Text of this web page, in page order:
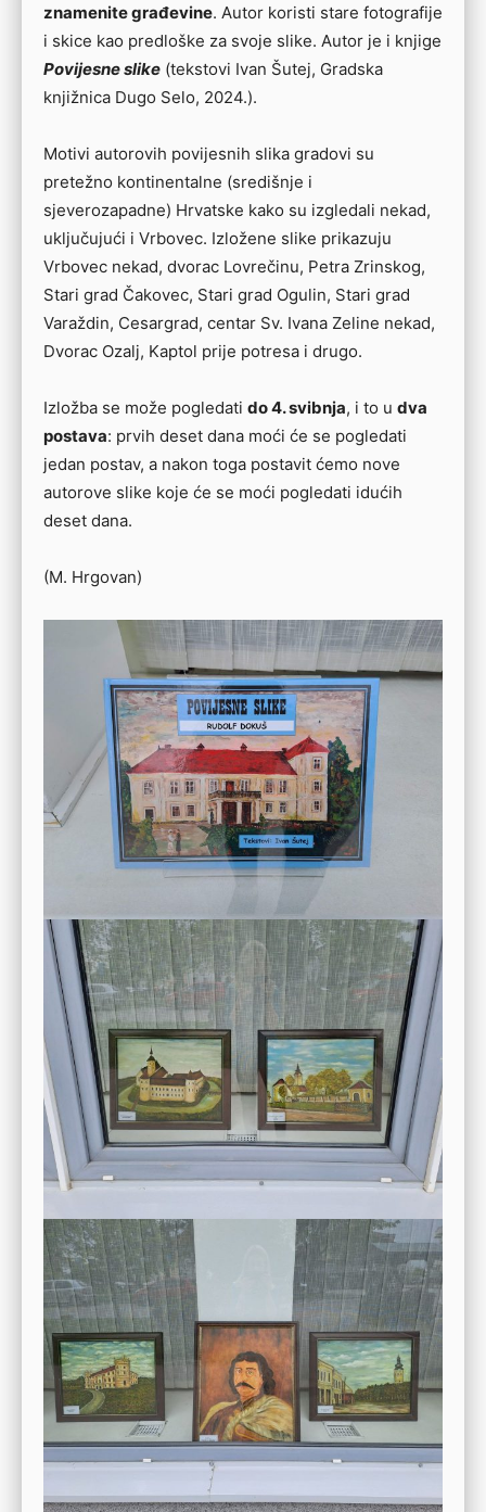
znamenite građevine. Autor koristi stare fotografije
i skice kao predloške za svoje slike. Autor je i knjige
Povijesne slike (tekstovi Ivan Šutej, Gradska
knjižnica Dugo Selo, 2024.).
Motivi autorovih povijesnih slika gradovi su
pretežno kontinentalne (središnje i
sjeverozapadne) Hrvatske kako su izgledali nekad,
uključujući i Vrbovec. Izložene slike prikazuju
Vrbovec nekad, dvorac Lovrečinu, Petra Zrinskog,
Stari grad Čakovec, Stari grad Ogulin, Stari grad
Varaždin, Cesargrad, centar Sv. Ivana Zeline nekad,
Dvorac Ozalj, Kaptol prije potresa i drugo.
Izložba se može pogledati do 4. svibnja, i to u dva
postava: prvih deset dana moći će se pogledati
jedan postav, a nakon toga postavit ćemo nove
autorove slike koje će se moći pogledati idućih
deset dana.
(M. Hrgovan)